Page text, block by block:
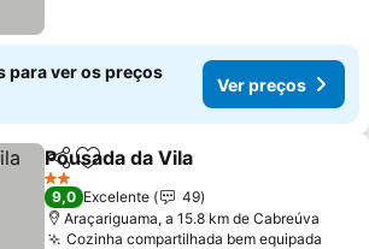
para ver os preços
Ver preços
PartilharAdicionar aos favoritos
Pousada da Vila
2 Estrelas
9,0 Excelente
49
Araçariguama, a 15.8 km de Cabreúva
Cozinha compartilhada bem equipada